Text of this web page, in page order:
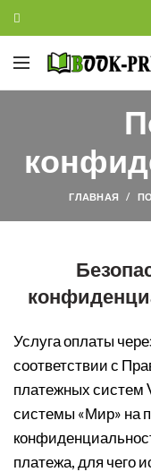
ГЛАВНАЯ
Услуга оплаты
соответствии с
платежных систем
системы «Мир» на
платежа, для чего